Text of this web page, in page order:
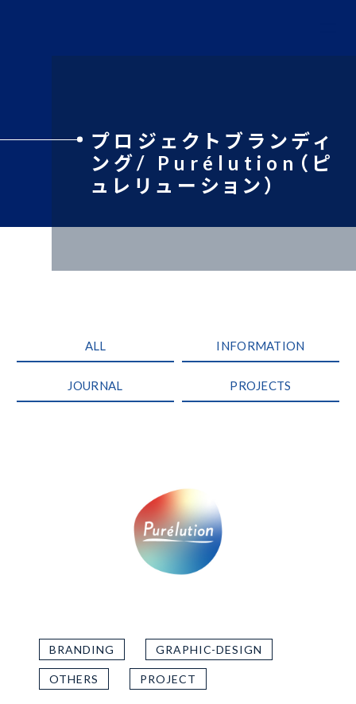
プロジェクトブランディ
ング/ Purélution（ピ
ュレリューション）
ALL INFORMATION
JOURNAL PROJECTS
BRANDING GRAPHIC-DESIGN
OTHERS PROJECT